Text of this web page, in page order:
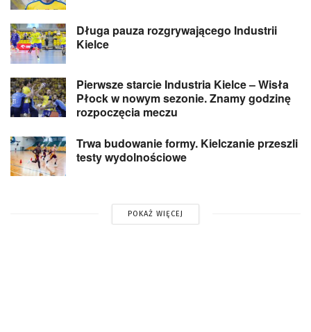
Długa pauza rozgrywającego Industrii
Kielce
Pierwsze starcie Industria Kielce – Wisła
Płock w nowym sezonie. Znamy godzinę
rozpoczęcia meczu
Trwa budowanie formy. Kielczanie przeszli
testy wydolnościowe
POKAŻ WIĘCEJ